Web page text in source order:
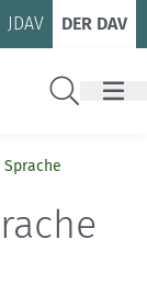
JDAV DER DAV